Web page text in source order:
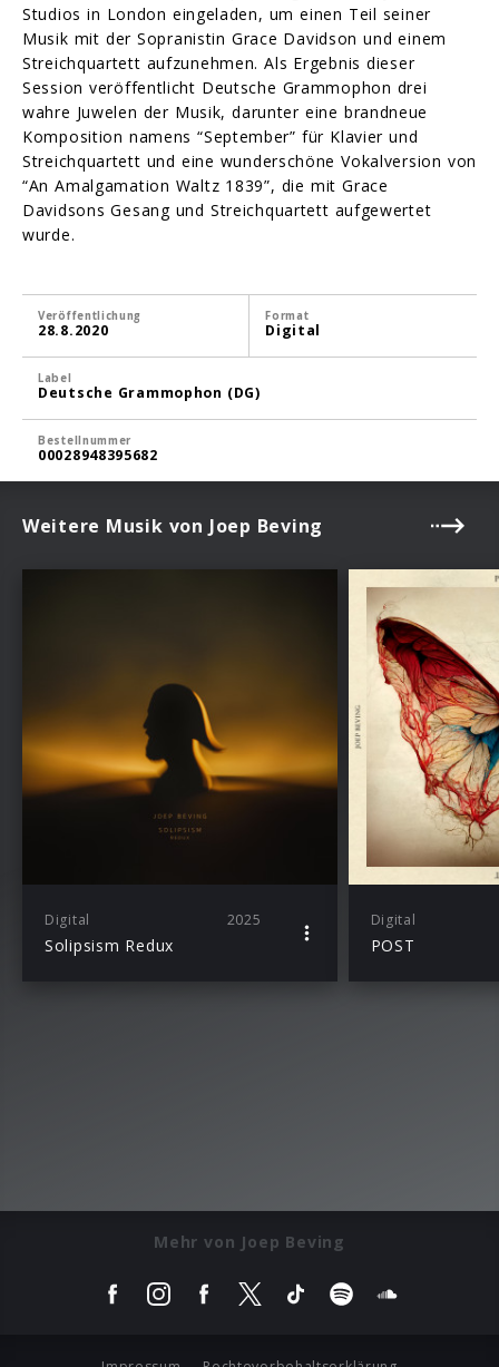
Studios in London eingeladen, um einen Teil seiner
Musik mit der Sopranistin Grace Davidson und einem
Streichquartett aufzunehmen. Als Ergebnis dieser
Session veröffentlicht Deutsche Grammophon drei
wahre Juwelen der Musik, darunter eine brandneue
Komposition namens “September” für Klavier und
Streichquartett und eine wunderschöne Vokalversion von
“An Amalgamation Waltz 1839”, die mit Grace
Davidsons Gesang und Streichquartett aufgewertet
wurde.
Veröffentlichung
28.8.2020
Format
Digital
Label
Deutsche Grammophon (DG)
Bestellnummer
00028948395682
Weitere Musik von Joep Beving
Digital 2025
Solipsism Redux
Digital
POST
Mehr von Joep Beving